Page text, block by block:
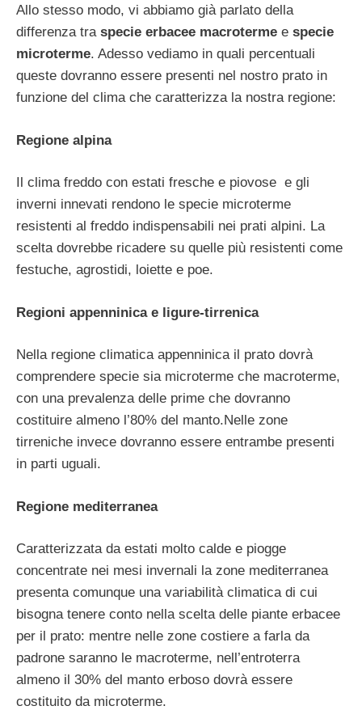
Allo stesso modo, vi abbiamo già parlato della
differenza tra specie erbacee macroterme e specie
microterme. Adesso vediamo in quali percentuali
queste dovranno essere presenti nel nostro prato in
funzione del clima che caratterizza la nostra regione:
Regione alpina
Il clima freddo con estati fresche e piovose e gli
inverni innevati rendono le specie microterme
resistenti al freddo indispensabili nei prati alpini. La
scelta dovrebbe ricadere su quelle più resistenti come
festuche, agrostidi, loiette e poe.
Regioni appenninica e ligure-tirrenica
Nella regione climatica appenninica il prato dovrà
comprendere specie sia microterme che macroterme,
con una prevalenza delle prime che dovranno
costituire almeno l’80% del manto.Nelle zone
tirreniche invece dovranno essere entrambe presenti
in parti uguali.
Regione mediterranea
Caratterizzata da estati molto calde e piogge
concentrate nei mesi invernali la zone mediterranea
presenta comunque una variabilità climatica di cui
bisogna tenere conto nella scelta delle piante erbacee
per il prato: mentre nelle zone costiere a farla da
padrone saranno le macroterme, nell’entroterra
almeno il 30% del manto erboso dovrà essere
costituito da microterme.